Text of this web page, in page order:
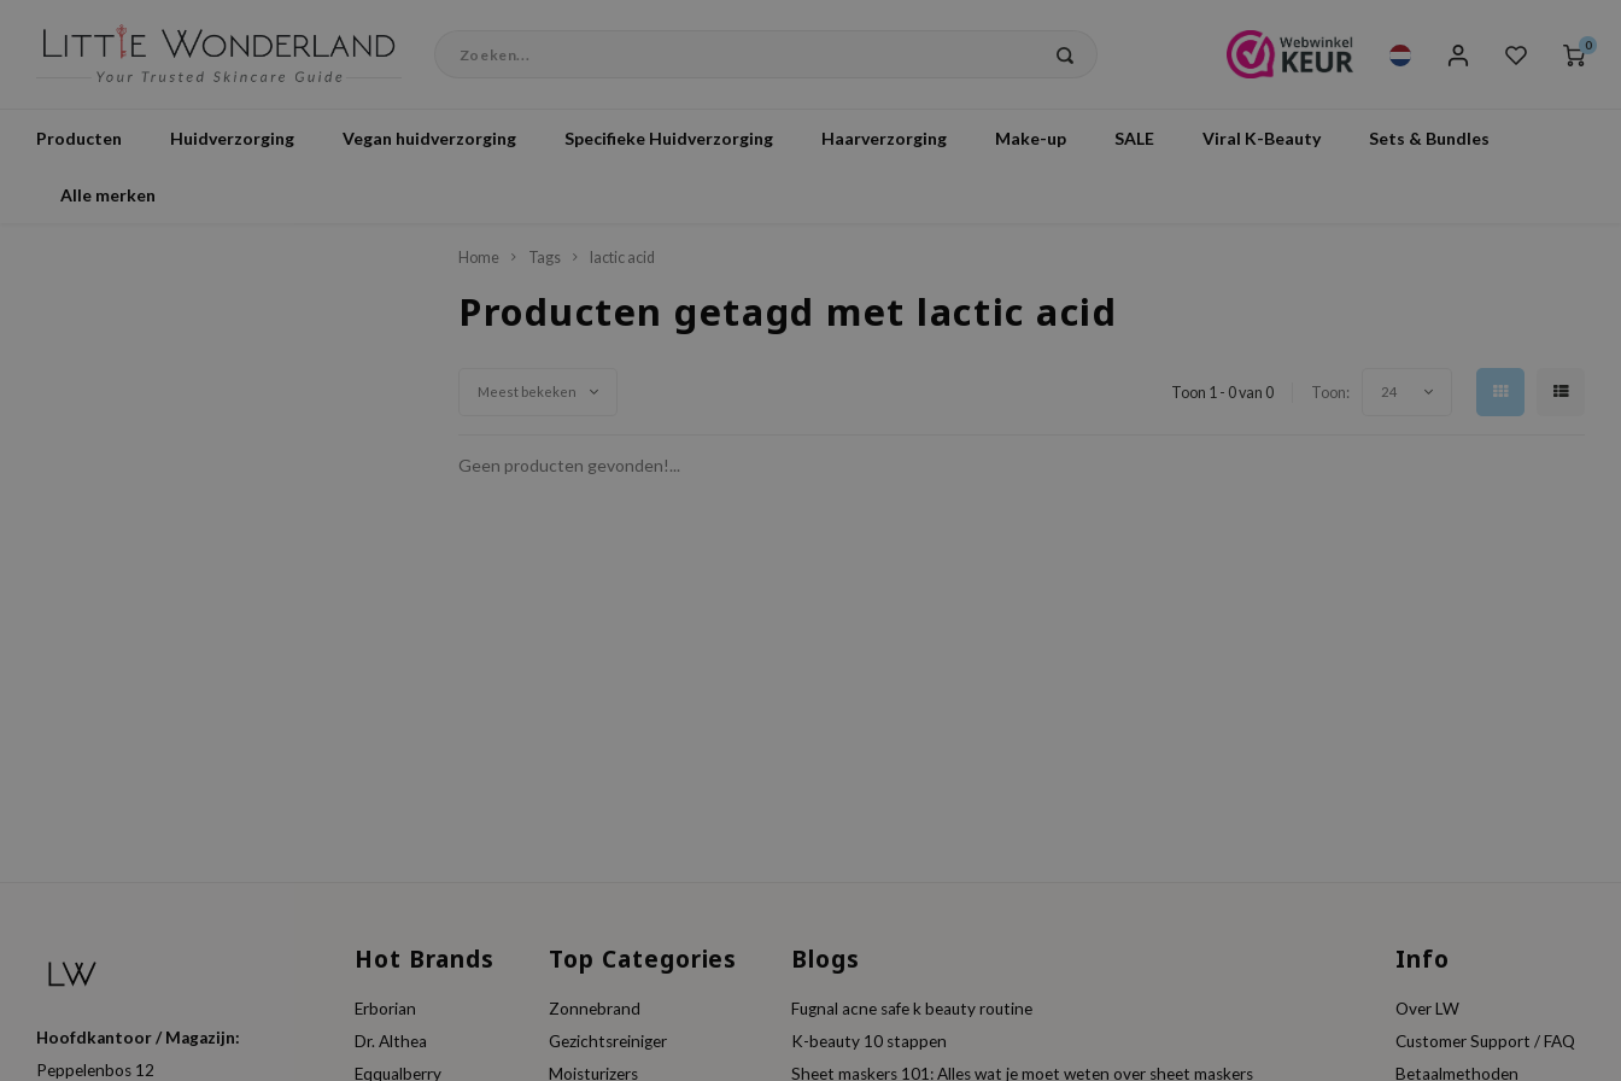
0
Producten Huidverzorging Vegan huidverzorging Specifieke Huidverzorging Haarverzorging Make-up SALE Viral K-Beauty Sets & Bundles
Alle merken
Home Tags lactic acid
Producten getagd met lactic acid
Meest bekeken Toon 1 - 0 van 0 Toon: 24
Geen producten gevonden!...
Hoofdkantoor / Magazijn:
Peppelenbos 12
Hot Brands
Erborian
Dr. Althea
Eqqualberry
Top Categories
Zonnebrand
Gezichtsreiniger
Moisturizers
Blogs
Fugnal acne safe k beauty routine
K-beauty 10 stappen
Sheet maskers 101: Alles wat je moet weten over sheet maskers
Info
Over LW
Customer Support / FAQ
Betaalmethoden